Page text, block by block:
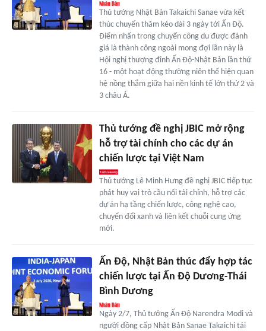
Thủ tướng Nhật Bản Takaichi Sanae vừa kết
thúc chuyến thăm kéo dài 3 ngày tới Ấn Độ.
Điểm nhấn trong chuyến công du được đánh
giá là thành công ngoài mong đợi lần này là
Hội nghị thượng đỉnh Ấn Độ-Nhật Bản lần thứ
16 - một hoạt động thường niên thể hiện quan
hệ nồng thắm giữa hai nền kinh tế lớn thứ 2 và
3 châu Á.
Thủ tướng đề nghị JBIC mở rộng
hỗ trợ tài chính cho các dự án
chiến lược tại Việt Nam
Thủ tướng Lê Minh Hưng đề nghị JBIC tiếp tục
phát huy vai trò cầu nối tài chính, hỗ trợ các
dự án hạ tầng chiến lược, công nghệ cao,
chuyển đổi xanh và liên kết chuỗi cung ứng
mới.
Ấn Độ, Nhật Bản thúc đẩy hợp tác
chiến lược tại Ấn Độ Dương-Thái
Bình Dương
Ngày 2/7, Thủ tướng Ấn Độ Narendra Modi và
người đồng cấp Nhật Bản Sanae Takaichi tái